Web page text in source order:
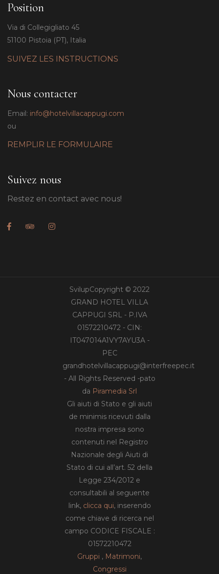
Position
Via di Collegigliato 45
51100 Pistoia (PT), Italia
SUIVEZ LES INSTRUCTIONS
Nous contacter
Email: info@hotelvillacappugi.com
ou
REMPLIR LE FORMULAIRE
Suivez nous
Restez en contact avec nous!
SvilupCopyright © 2022
GRAND HOTEL VILLA
CAPPUGI SRL - P.IVA
01572210472 - CIN:
IT047014A1VY7AYU3A -
PEC
grandhotelvillacappugi@interfreepec.it
- All Rights Reserved -pato
da Piramedia Srl
Gli aiuti di Stato e gli aiuti
de minimis ricevuti dalla
nostra impresa sono
contenuti nel Registro
Nazionale degli Aiuti di
Stato di cui all’art. 52 della
Legge 234/2012 e
consultabili al seguente
link, clicca qui, inserendo
come chiave di ricerca nel
campo CODICE FISCALE :
01572210472
Gruppi , Matrimoni,
Congressi